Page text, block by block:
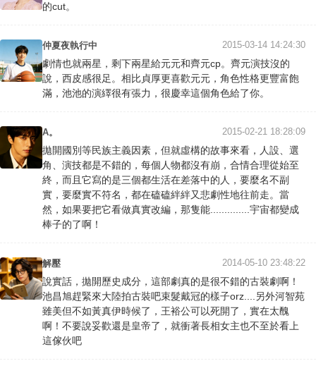
的cut。
仲夏夜執行中 2015-03-14 14:24:30
劇情也就兩星，剩下兩星給元元和齊元cp。齊元演技沒的
說，西皮感很足。相比貞厚更喜歡元元，角色性格更豐富飽
滿，池池的演繹很有張力，很慶幸這個角色給了你。
A。 2015-02-21 18:28:09
拋開國別等民族主義因素，但就虛構的故事來看，人設、選
角、演技都是不錯的，每個人物都沒有崩，合情合理從始至
終，而且它寫的是三個都生活在差落中的人，要麼名不副
實，要麼實不符名，都在磕磕絆絆又悲劇性地往前走。當
然，如果要把它看做真實改編，那隻能..............宇宙都變成
棒子的了啊！
解壓 2014-05-10 23:48:22
說實話，拋開歷史成分，這部劇真的是很不錯的古裝劇啊！
池昌旭趕緊來大陸拍古裝吧束髮戴冠的樣子orz....另外河智苑
雖美但不如黃真伊時候了，王裕公可以死開了，實在太醜
啊！不要說妥歡還是皇帝了，就衝著長相女主也不至於看上
這傢伙吧